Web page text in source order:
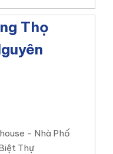
Thọ
- Nhà Phố
Thự